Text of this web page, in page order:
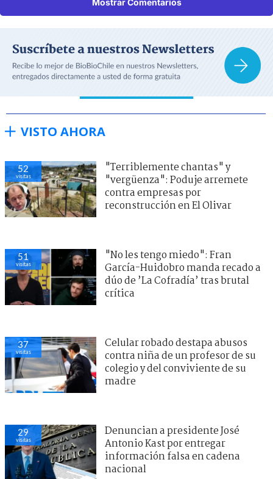
Mostrar Comentarios
VISTO AHORA
52
visitas
"Terriblemente chantas" y
"vergüenza": Poduje arremete
contra empresas por
reconstrucción en El Olivar
51
visitas
"No les tengo miedo": Fran
García-Huidobro manda recado a
dúo de ’La Cofradía’ tras brutal
crítica
37
visitas
Celular robado destapa abusos
contra niña de un profesor de su
colegio y del conviviente de su
madre
29
visitas
Denuncian a presidente José
Antonio Kast por entregar
información falsa en cadena
nacional